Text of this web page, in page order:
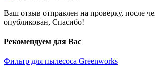
Ваш отзыв отправлен на проверку, после
опубликован, Спасибо!
Рекомендуем для Вас
Фильтр для пылесоса Greenworks